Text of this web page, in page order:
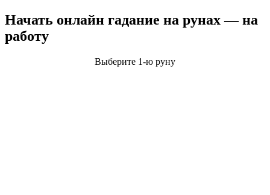
Начать онлайн гадание на рунах — на
работу
Выберите 1-ю руну